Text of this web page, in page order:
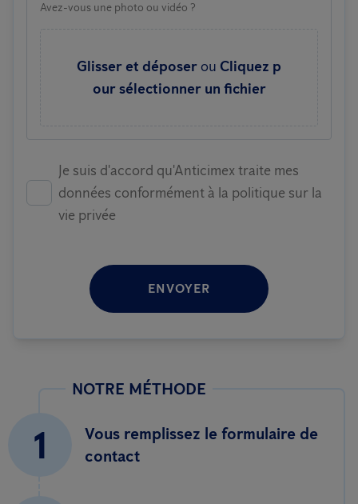
Avez-vous une photo ou vidéo ?
Glisser et déposerou Cliquez p
our sélectionner un fichier
Je suis d'accord qu'Anticimex traite mes
données conformément à la politique sur la
vie privée
ENVOYER
NOTRE MÉTHODE
1
Vous remplissez le formulaire de
contact